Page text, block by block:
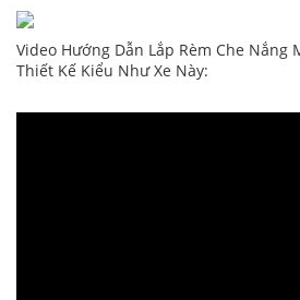
Video Hướng Dẫn Lắp Rèm Che Nắng
Thiết Kế Kiểu Như Xe Này: